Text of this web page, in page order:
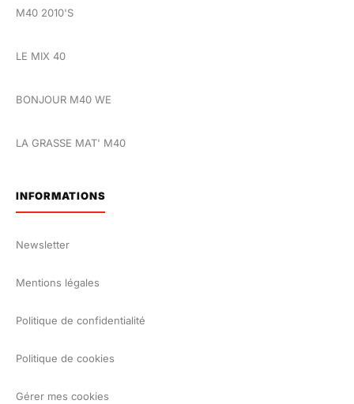
M40 2010'S
LE MIX 40
BONJOUR M40 WE
LA GRASSE MAT' M40
INFORMATIONS
Newsletter
Mentions légales
Politique de confidentialité
Politique de cookies
Gérer mes cookies